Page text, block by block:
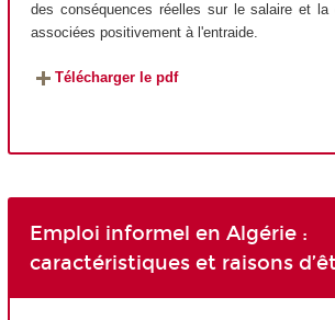
des conséquences réelles sur le salaire et la
associées positivement à l'entraide.
Télécharger le pdf
Emploi informel en Algérie :
caractéristiques et raisons